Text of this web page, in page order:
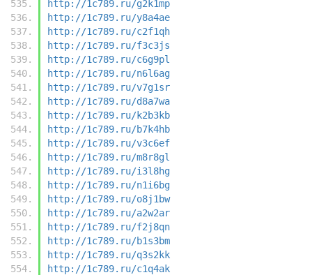
http://1c789.ru/g2k1mp
http://1c789.ru/y8a4ae
http://1c789.ru/c2f1qh
http://1c789.ru/f3c3js
http://1c789.ru/c6g9pl
http://1c789.ru/n6l6ag
http://1c789.ru/v7g1sr
http://1c789.ru/d8a7wa
http://1c789.ru/k2b3kb
http://1c789.ru/b7k4hb
http://1c789.ru/v3c6ef
http://1c789.ru/m8r8gl
http://1c789.ru/i3l8hg
http://1c789.ru/n1i6bg
http://1c789.ru/o8j1bw
http://1c789.ru/a2w2ar
http://1c789.ru/f2j8qn
http://1c789.ru/b1s3bm
http://1c789.ru/q3s2kk
http://1c789.ru/c1q4ak